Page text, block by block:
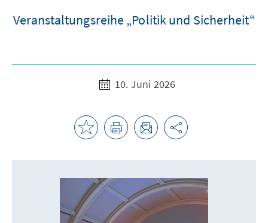
Veranstaltungsreihe „Politik und Sicherheit“
10. Juni 2026